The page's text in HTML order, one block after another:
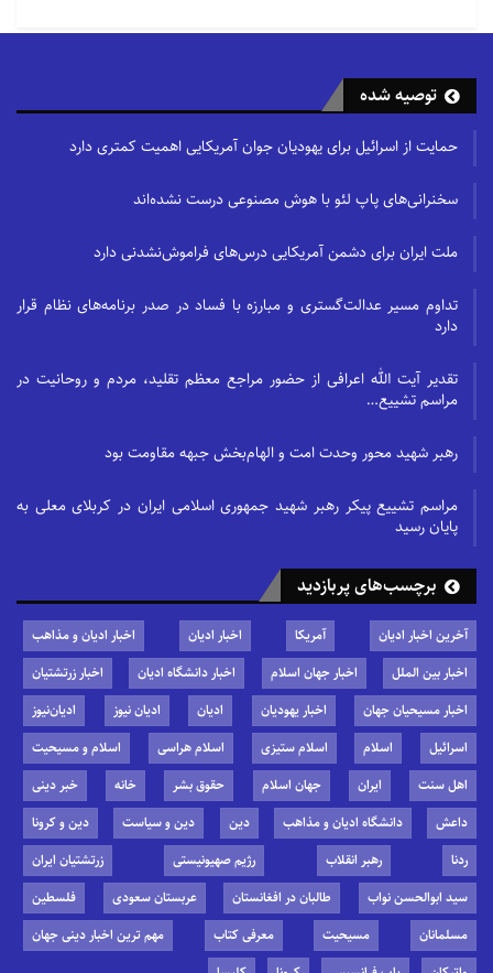
توصیه شده
حمایت از اسرائیل برای یهودیان جوان آمریکایی اهمیت کمتری دارد
سخنرانی‌های پاپ لئو با هوش مصنوعی درست نشده‌اند
ملت ایران برای دشمن آمریکایی درس‌های فراموش‌نشدنی دارد
تداوم مسیر عدالت‌گستری و مبارزه با فساد در صدر برنامه‌های نظام قرار
دارد
تقدیر آیت الله اعرافی از حضور مراجع معظم تقلید، مردم و روحانیت در
مراسم تشییع…
رهبر شهید محور وحدت امت و الهام‌بخش جبهه مقاومت بود
مراسم تشییع پیکر رهبر شهید جمهوری اسلامی ایران در کربلای معلی به
پایان رسید
برچسب‌های پربازدید
آخرین اخبار ادیان آمریکا اخبار ادیان
اخبار ادیان و مذاهب
اخبار بین الملل
اخبار جهان اسلام اخبار دانشگاه ادیان
اخبار زرتشتیان
اخبار مسیحیان جهان
اخبار یهودیان ادیان ادیان نیوز
ادیان‌نیوز
اسرائیل
اسلام اسلام ستیزی اسلام هراسی
اسلام و مسیحیت
اهل سنت
ایران جهان اسلام حقوق بشر خانه
خبر دینی
داعش
دانشگاه ادیان و مذاهب دین دین و سیاست
دین و کرونا
ردنا
رهبر انقلاب رژیم صهیونیستی
زرتشتیان ایران
سید ابوالحسن نواب
طالبان در افغانستان عربستان سعودی
فلسطین
مسلمانان
مسیحیت معرفی کتاب
مهم ترین اخبار دینی جهان